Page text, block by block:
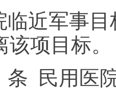
临近军事
项目标。
民用医